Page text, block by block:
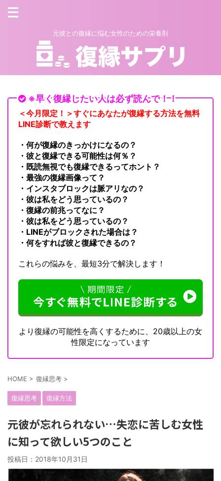
元彼との復縁に悩む女性のための栄養剤
※早く復縁したい人は必ず読んで！！
＜今月限定！＞すぐにあなたが復縁する方法を無料
LINE診断で教えます
・何が復縁のきっかけになるの？
・彼と復縁できる可能性は何％？
・既読無視でも復縁できるってホント？
・最強の復縁画像って？
・インスタブロックは脈アリなの？
・彼は私をどう思っているの？
・復縁の前兆ってなに？
・彼は私をどう思っているの？
・LINEがブロックされた場合は？
・何をすれば彼と復縁できるの？
これらの悩みを、最短3分で解決します！
より復縁の可能性を高くするために、20歳以上の女
性限定になっています
HOME > 復縁思考 >
復縁思考 復縁方法
元彼が忘れられない…失恋に苦しむ女性
に知って欲しい5つのこと
投稿日： 2018年10月31日